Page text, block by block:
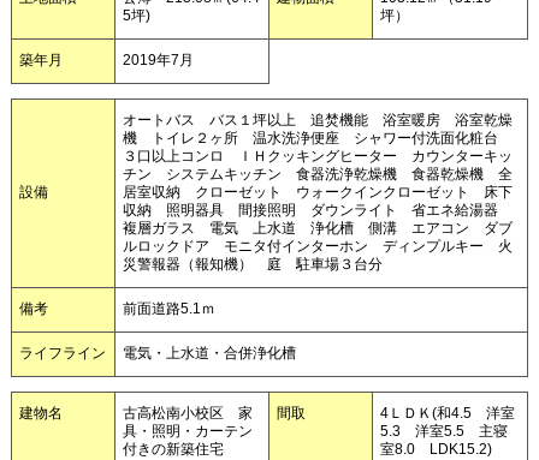
5坪)
坪）
築年月 2019年7月
設備
オートバス バス１坪以上 追焚機能 浴室暖房 浴室乾燥
機 トイレ２ヶ所 温水洗浄便座 シャワー付洗面化粧台
３口以上コンロ ＩＨクッキングヒーター カウンターキッ
チン システムキッチン 食器洗浄乾燥機 食器乾燥機 全
居室収納 クローゼット ウォークインクローゼット 床下
収納 照明器具 間接照明 ダウンライト 省エネ給湯器
複層ガラス 電気 上水道 浄化槽 側溝 エアコン ダブ
ルロックドア モニタ付インターホン ディンプルキー 火
災警報器（報知機） 庭 駐車場３台分
備考 前面道路5.1ｍ
ライフライン 電気・上水道・合併浄化槽
建物名
古高松南小校区 家
具・照明・カーテン
付きの新築住宅
間取
4ＬＤＫ(和4.5 洋室
5.3 洋室5.5 主寝
室8.0 LDK15.2)